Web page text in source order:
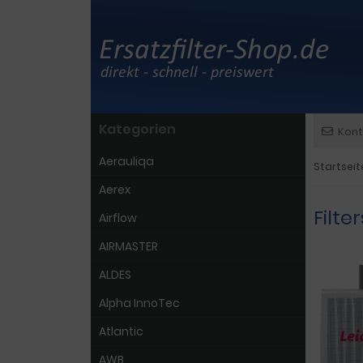
Kategorien
Aerauliqa
Aerex
Airflow
AIRMASTER
ALDES
Alpha InnoTec
Atlantic
AWB